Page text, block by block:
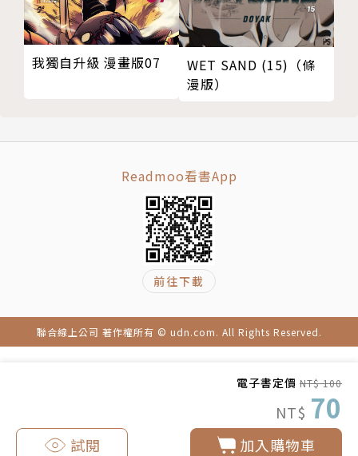
電子書定價 NT$ 100
NT$ 70
加入購物車
試閱
我獨自升級 漫畫版07
WET SAND (15)（條
漫版）
Readmoo看書App
前往下載
聯合線上公司 著作權所有 © udn.com. All Rights Reserved.